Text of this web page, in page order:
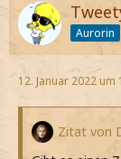
Aurorin
12. Januar 2022 um
Zitat von